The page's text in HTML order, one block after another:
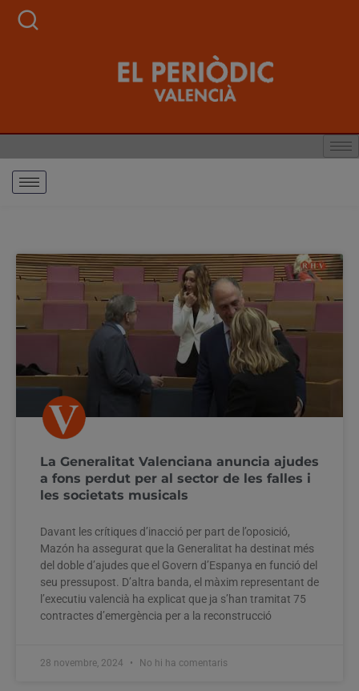
La Generalitat Valenciana anuncia ajudes
a fons perdut per al sector de les falles i
les societats musicals
Davant les crítiques d’inacció per part de l’oposició,
Mazón ha assegurat que la Generalitat ha destinat més
del doble d’ajudes que el Govern d’Espanya en funció del
seu pressupost. D’altra banda, el màxim representant de
l’executiu valencià ha explicat que ja s’han tramitat 75
contractes d’emergència per a la reconstrucció
28 novembre, 2024 No hi ha comentaris